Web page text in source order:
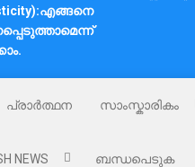
പ്രാർത്ഥന സാംസ്കാരികം
NEWS ബന്ധപെടുക